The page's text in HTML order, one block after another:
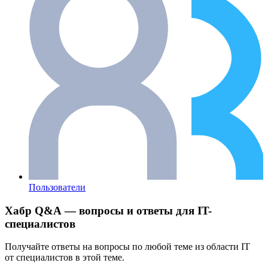
Пользователи
Хабр Q&A — вопросы и ответы для IT-
специалистов
Получайте ответы на вопросы по любой теме из области IT
от специалистов в этой теме.